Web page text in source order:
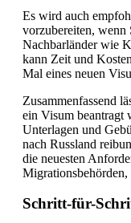
Es wird auch
vorzubereiten, wenn
Nachbarländer wie
kann Zeit und
Mal eines neuen
Zusammenfassend
ein Visum beantragt
Unterlagen und
nach Russland
die neuesten
Schritt-für-